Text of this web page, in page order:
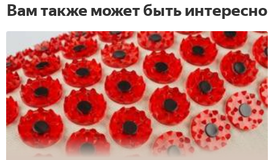
Вам также может быть интересно